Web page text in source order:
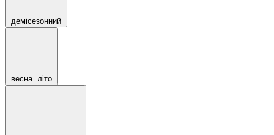
демісезонний
весна. літо